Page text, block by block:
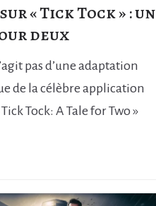
« Tick Tock » : un
deux
pas d’une adaptation
de la célèbre application
Tock: A Tale for Two »